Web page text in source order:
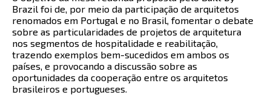
Brazil foi de, por meio da participação de arquitetos
renomados em Portugal e no Brasil, fomentar o debate
sobre as particularidades de projetos de arquitetura
nos segmentos de hospitalidade e reabilitação,
trazendo exemplos bem-sucedidos em ambos os
países, e provocando a discussão sobre as
oportunidades da cooperação entre os arquitetos
brasileiros e portugueses.